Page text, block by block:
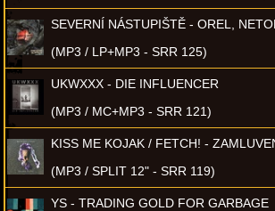
SEVERNÍ NÁSTUPIŠTĚ - OREL,
(MP3 / LP+MP3 - SRR 125)
UKWXXX - DIE INFLUENCER
(MP3 / MC+MP3 - SRR 121)
KISS ME KOJAK / FETCH! -
(MP3 / SPLIT 12" - SRR 119)
YS - TRADING GOLD FOR GARBAGE